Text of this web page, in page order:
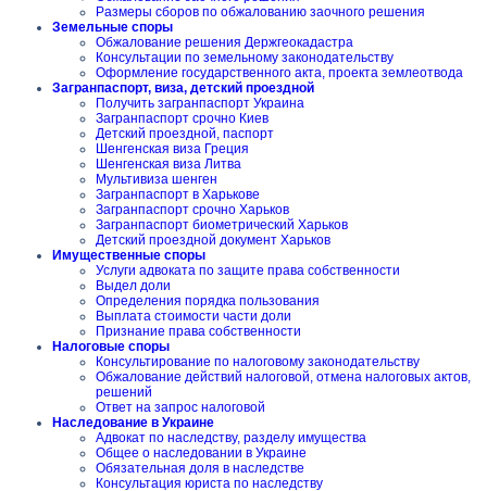
Размеры сборов по обжалованию заочного решения
Земельные споры
Обжалование решения Держгеокадастра
Консультации по земельному законодательству
Оформление государственного акта, проекта землеотвода
Загранпаспорт, виза, детский проездной
Получить загранпаспорт Украина
Загранпаспорт срочно Киев
Детский проездной, паспорт
Шенгенская виза Греция
Шенгенская виза Литва
Мультивиза шенген
Загранпаспорт в Харькове
Загранпаспорт срочно Харьков
Загранпаспорт биометрический Харьков
Детский проездной документ Харьков
Имущественные споры
Услуги адвоката по защите права собственности
Выдел доли
Определения порядка пользования
Выплата стоимости части доли
Признание права собственности
Налоговые споры
Консультирование по налоговому законодательству
Обжалование действий налоговой, отмена налоговых актов,
решений
Ответ на запрос налоговой
Наследование в Украине
Адвокат по наследству, разделу имущества
Общее о наследовании в Украине
Обязательная доля в наследстве
Консультация юриста по наследству